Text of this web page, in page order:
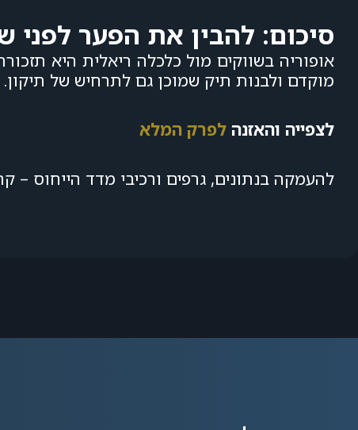
סיכום: להבין את הפער לפני
אופוריה בשווקים מול כלכלה ריאלית היא
מוקדם ולבנות תיק שמוכן גם לתרחיש של תיקון.
לצפייה והאזנה לפרק המלא
להעמקה בנתונים, גרפים ורכיבי מדד הייחוס –